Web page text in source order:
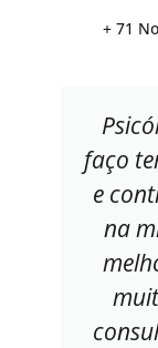
+ 71
faço
e
na